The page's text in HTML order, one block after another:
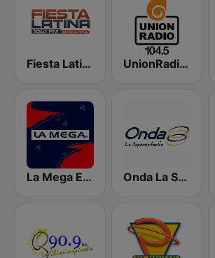
Fiesta Latina 106.1 FM UnionRadio 104.5
La Mega Estación Onda La Superestación